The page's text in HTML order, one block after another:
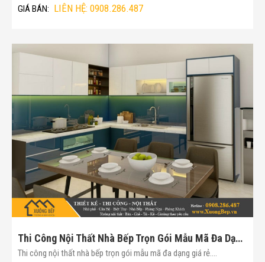
GIÁ BÁN: LIÊN HỆ: 0908.286.487
Thi Công Nội Thất Nhà Bếp Trọn Gói Mẫu Mã Đa Dạng Giá Rẻ(Mã :169)
Thi công nội thất nhà bếp trọn gói mẫu mã đa dạng giá rẻ....